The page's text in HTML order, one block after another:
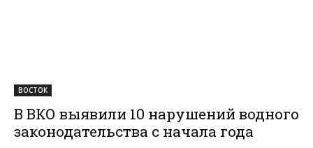
ВОСТОК
В ВКО выявили 10 нарушений водного
законодательства с начала года